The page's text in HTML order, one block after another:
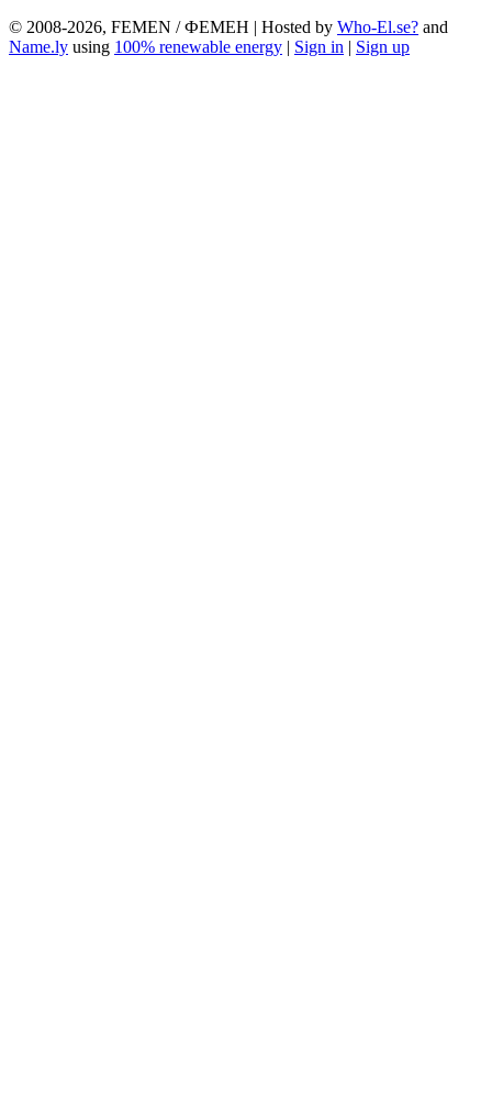
© 2008-2026, FEMEN / ФЕМЕН | Hosted by Who-El.se? and
Name.ly using 100% renewable energy | Sign in | Sign up